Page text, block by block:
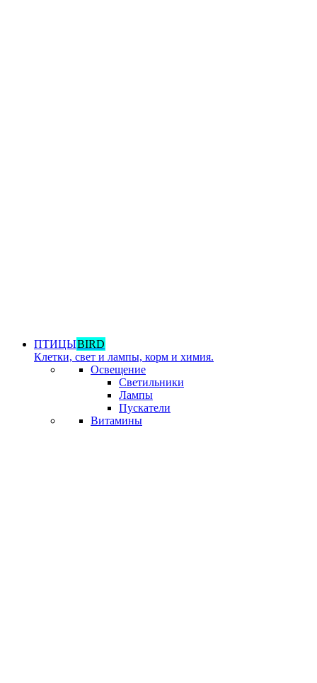
ПТИЦЫBIRD
Клетки, свет и лампы, корм и химия.
Освещение
Светильники
Лампы
Пускатели
Витамины